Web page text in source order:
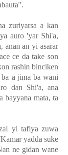
zuriyarsa a kan
auro 'yar Shi'a,
anan an yi asarar
ce da take son
rashin binciken
a jima ba wani
dan Shi'a, ana
bayyana mata, ta
yi tafiya zuwa
yadda suke
ne gidan wane